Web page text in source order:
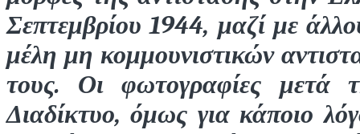
Σεπτεμβρίου 1944, μαζί με
μέλη μη κομμουνιστικών
τους. Οι φωτογραφίες μετά
Διαδίκτυο, όμως για κάποιο